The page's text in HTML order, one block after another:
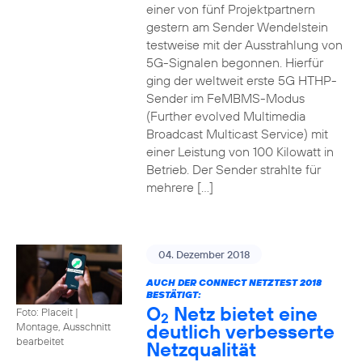
einer von fünf Projektpartnern
gestern am Sender Wendelstein
testweise mit der Ausstrahlung von
5G-Signalen begonnen. Hierfür
ging der weltweit erste 5G HTHP-
Sender im FeMBMS-Modus
(Further evolved Multimedia
Broadcast Multicast Service) mit
einer Leistung von 100 Kilowatt in
Betrieb. Der Sender strahlte für
mehrere […]
Foto: Placeit |
Montage, Ausschnitt
bearbeitet
04. Dezember 2018
AUCH DER CONNECT NETZTEST 2018
BESTÄTIGT:
O2 Netz bietet eine
deutlich verbesserte
Netzqualität